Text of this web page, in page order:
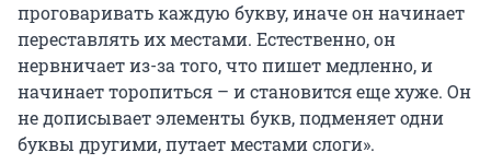
проговаривать каждую букву, иначе он начинает
переставлять их местами. Естественно, он
нервничает из-за того, что пишет медленно, и
начинает торопиться – и становится еще хуже. Он
не дописывает элементы букв, подменяет одни
буквы другими, путает местами слоги».